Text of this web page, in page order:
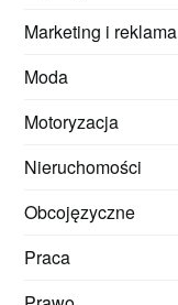
Marketing i reklama
Moda
Motoryzacja
Nieruchomości
Obcojęzyczne
Praca